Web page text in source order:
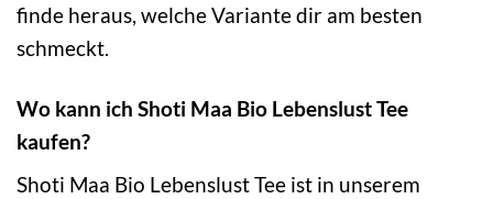
finde heraus, welche Variante dir am besten
schmeckt.
Wo kann ich Shoti Maa Bio Lebenslust Tee
kaufen?
Shoti Maa Bio Lebenslust Tee ist in unserem